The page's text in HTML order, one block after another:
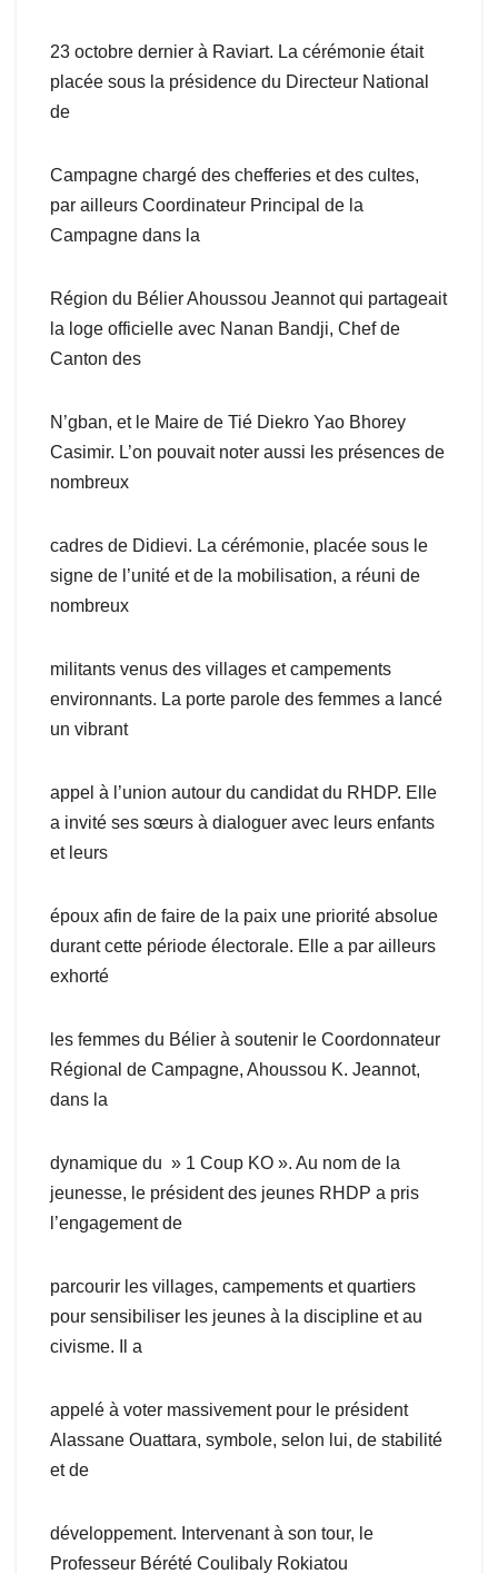
23 octobre dernier à Raviart. La cérémonie était
placée sous la présidence du Directeur National
de
Campagne chargé des chefferies et des cultes,
par ailleurs Coordinateur Principal de la
Campagne dans la
Région du Bélier Ahoussou Jeannot qui partageait
la loge officielle avec Nanan Bandji, Chef de
Canton des
N’gban, et le Maire de Tié Diekro Yao Bhorey
Casimir. L’on pouvait noter aussi les présences de
nombreux
cadres de Didievi. La cérémonie, placée sous le
signe de l’unité et de la mobilisation, a réuni de
nombreux
militants venus des villages et campements
environnants. La porte parole des femmes a lancé
un vibrant
appel à l’union autour du candidat du RHDP. Elle
a invité ses sœurs à dialoguer avec leurs enfants
et leurs
époux afin de faire de la paix une priorité absolue
durant cette période électorale. Elle a par ailleurs
exhorté
les femmes du Bélier à soutenir le Coordonnateur
Régional de Campagne, Ahoussou K. Jeannot,
dans la
dynamique du » 1 Coup KO ». Au nom de la
jeunesse, le président des jeunes RHDP a pris
l’engagement de
parcourir les villages, campements et quartiers
pour sensibiliser les jeunes à la discipline et au
civisme. Il a
appelé à voter massivement pour le président
Alassane Ouattara, symbole, selon lui, de stabilité
et de
développement. Intervenant à son tour, le
Professeur Bérété Coulibaly Rokiatou